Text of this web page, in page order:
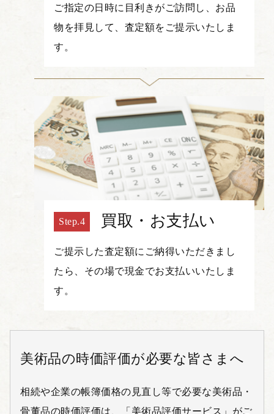
ご指定の日時に目利きがご訪問し、お品
物を拝見して、査定額をご提示いたしま
す。
買取・お支払い
ご提示した査定額にご納得いただきまし
たら、その場で現金でお支払いいたしま
す。
美術品の時価評価が必要な皆さまへ
相続や企業の帳簿価格の見直し等で必要な美術品・
骨董品の時価評価は、「美術品評価サービス」がご